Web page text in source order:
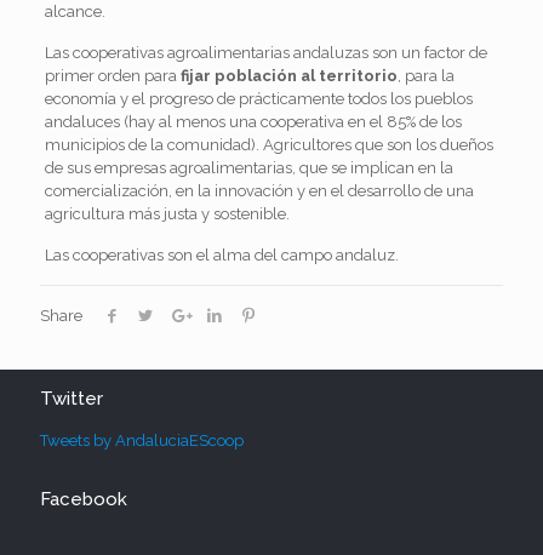
alcance.
Las cooperativas agroalimentarias andaluzas son un factor de
primer orden para fijar población al territorio , para la
economía y el progreso de prácticamente todos los pueblos
andaluces (hay al menos una cooperativa en el 85% de los
municipios de la comunidad). Agricultores que son los dueños
de sus empresas agroalimentarias, que se implican en la
comercialización, en la innovación y en el desarrollo de una
agricultura más justa y sostenible.
Las cooperativas son el alma del campo andaluz.
Share
Twitter
Tweets by AndaluciaEScoop
Facebook